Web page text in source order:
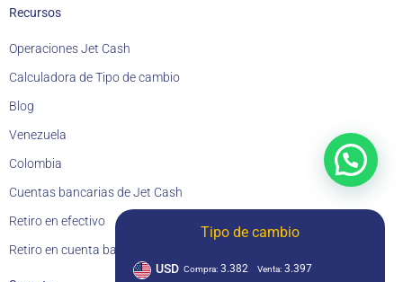
Recursos
Operaciones Jet Cash
Calculadora de Tipo de cambio
Blog
Venezuela
Colombia
Cuentas bancarias de Jet Cash
Retiro en efectivo
Retiro en cuenta bancaria
Tipo de cambio
USD Compra: 3.382 Venta: 3.397